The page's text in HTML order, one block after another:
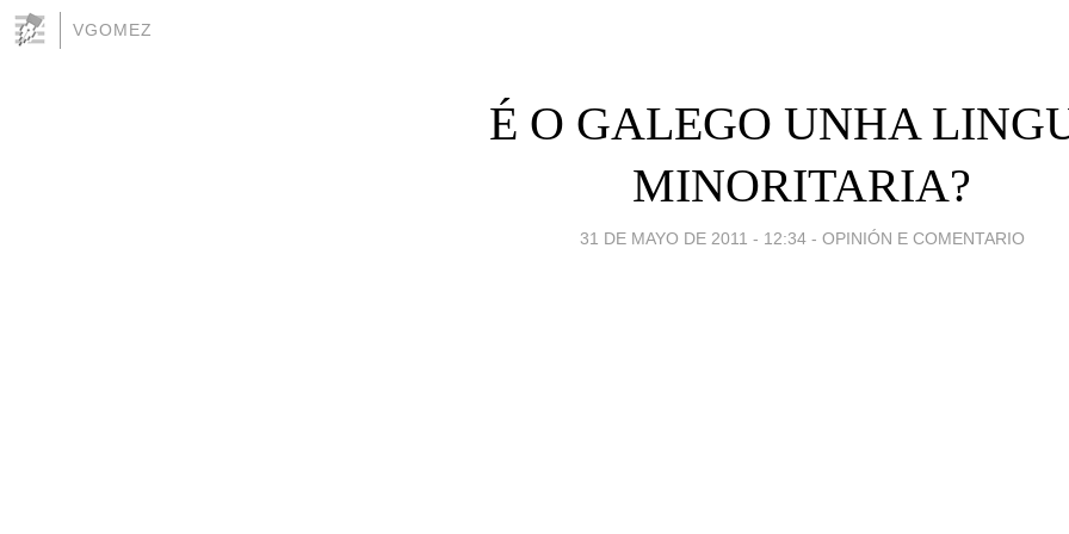
VGOMEZ
É O GALEGO UNHA
MINORITARIA?
31 DE MAYO DE 2011 - 12:34 - OPINIÓN E COMENTARIO